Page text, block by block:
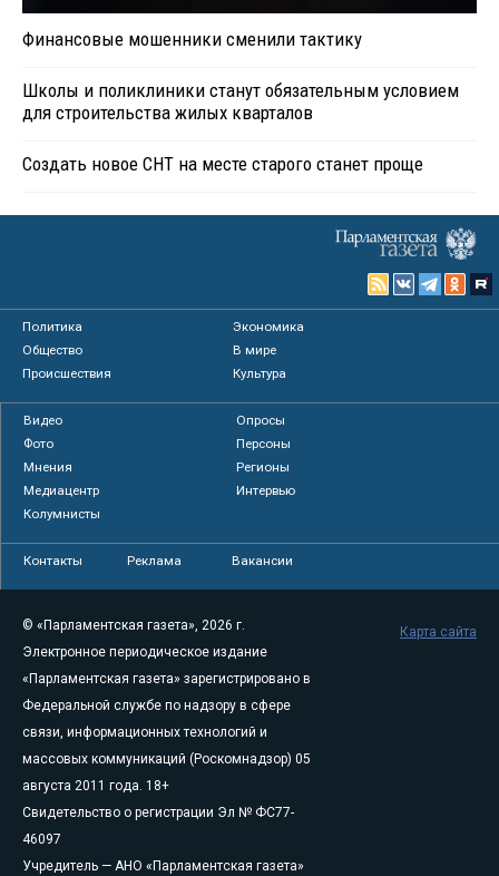
Финансовые мошенники сменили тактику
Школы и поликлиники станут обязательным условием
для строительства жилых кварталов
Создать новое СНТ на месте старого станет проще
Политика
Экономика
Общество
В мире
Происшествия
Культура
Видео
Опросы
Фото
Персоны
Мнения
Регионы
Медиацентр
Интервью
Колумнисты
Контакты Реклама Вакансии
© «Парламентская газета», 2026 г.
Электронное периодическое издание
«Парламентская газета» зарегистрировано в
Федеральной службе по надзору в сфере
связи, информационных технологий и
массовых коммуникаций (Роскомнадзор) 05
августа 2011 года. 18+
Свидетельство о регистрации Эл № ФС77-
46097
Учредитель — АНО «Парламентская газета»
Карта сайта